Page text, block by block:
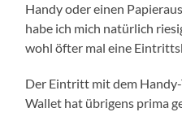
Handy oder einen
habe ich mich natürlich
wohl öfter mal eine
Der Eintritt mit dem
Wallet hat übrigens prima